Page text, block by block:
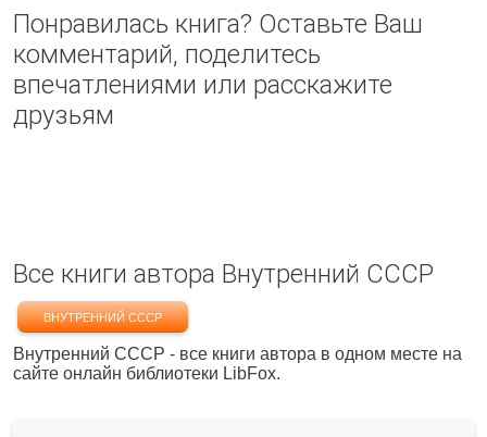
Понравилась книга? Оставьте Ваш
комментарий, поделитесь
впечатлениями или расскажите
друзьям
Все книги автора Внутренний СССР
ВНУТРЕННИЙ СССР
Внутренний СССР - все книги автора в одном месте на
сайте онлайн библиотеки LibFox.